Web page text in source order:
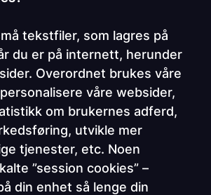
tekstfiler, som lagres på
du er på internett, herunder
Overordnet brukes våre
våre websider,
om brukernes adferd,
utvikle mer
tjenester, etc. Noen
”session cookies” –
din enhet så lenge din